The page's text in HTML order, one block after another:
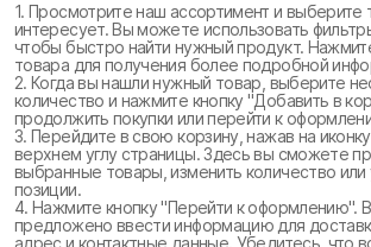
1. Просмотрите наш ассортимент и выберите
интересует. Вы можете использовать
чтобы быстро найти нужный продукт.
товара для получения более подробной
2. Когда вы нашли нужный товар, выберите
количество и нажмите кнопку "Добавить в
продолжить покупки или перейти к
3. Перейдите в свою корзину, нажав на
верхнем углу страницы. Здесь вы сможете
выбранные товары, изменить количество
позиции.
4. Нажмите кнопку "Перейти к оформлению".
предложено ввести информацию для
адрес и контактные данные. Убедитесь, что